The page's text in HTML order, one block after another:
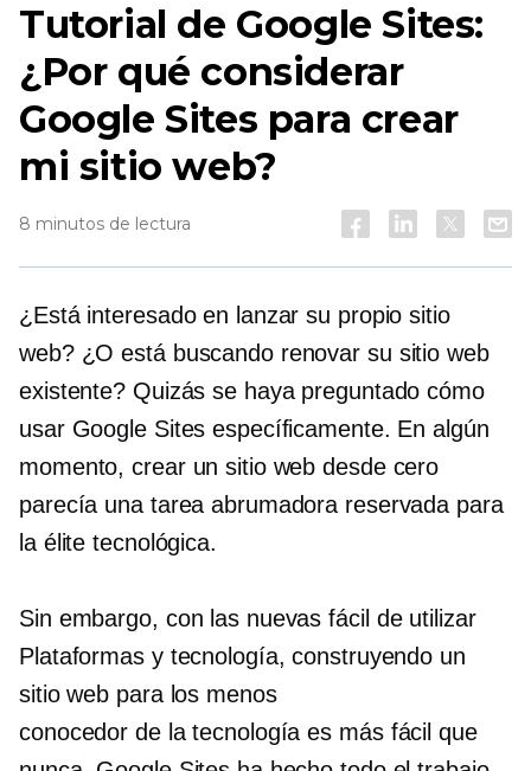
Tutorial de Google Sites:
¿Por qué considerar
Google Sites para crear
mi sitio web?
8 minutos de lectura
¿Está interesado en lanzar su propio sitio
web? ¿O está buscando renovar su sitio web
existente? Quizás se haya preguntado cómo
usar Google Sites específicamente. En algún
momento, crear un sitio web desde cero
parecía una tarea abrumadora reservada para
la élite tecnológica.
Sin embargo, con las nuevasfácil de utilizar
Plataformas y tecnología, construyendo un
sitio web para los menos
conocedor de la tecnología es más fácil que